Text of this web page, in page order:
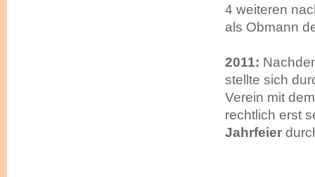
4 weiteren
als Obmann
2011:
stellte sich
Verein mit
rechtlich erst
Jahrfeier